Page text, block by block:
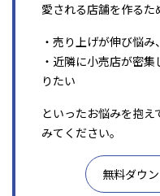
愛される店舗を作るた
・売り上げが伸び悩
・近隣に小売店が密
りたい
といったお悩みを抱え
みてください。
無料ダウ